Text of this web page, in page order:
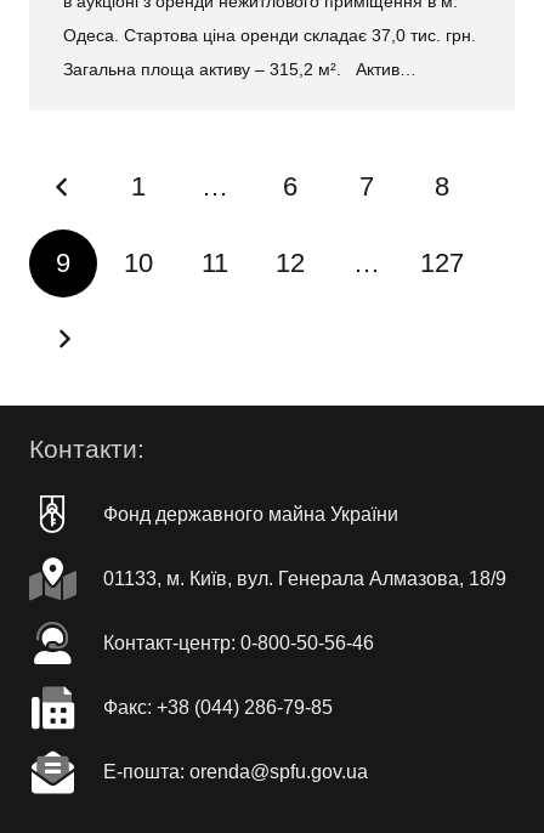
Одеса. Стартова ціна оренди складає 37,0 тис. грн.
Загальна площа активу – 315,2 м². Актив…
1 … 6 7 8
9 10 11 12 … 127
Контакти:
Фонд державного майна України
01133, м. Київ, вул. Генерала Алмазова, 18/9
Контакт-центр: 0-800-50-56-46
Факc: +38 (044) 286-79-85
Е-пошта: orenda@spfu.gov.ua